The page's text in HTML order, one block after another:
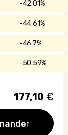
42.01%
44.61%
46.7%
50.59%
177,10 €